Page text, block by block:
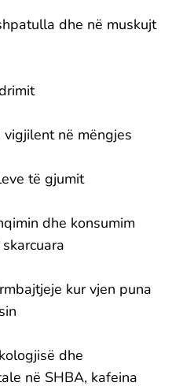
dhe në muskujt
në mëngjes
të gjumit
dhe konsumim
kur vjen puna
dhe
në SHBA, kafeina